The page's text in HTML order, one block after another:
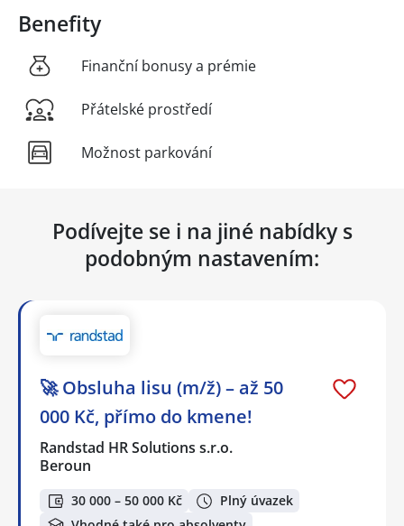
Benefity
Finanční bonusy a prémie
Přátelské prostředí
Možnost parkování
Podívejte se i na jiné nabídky s
podobným nastavením:
🚀 Obsluha lisu (m/ž) – až 50
000 Kč, přímo do kmene!
Randstad HR Solutions s.r.o.
Beroun
30 000 – 50 000 Kč
Plný úvazek